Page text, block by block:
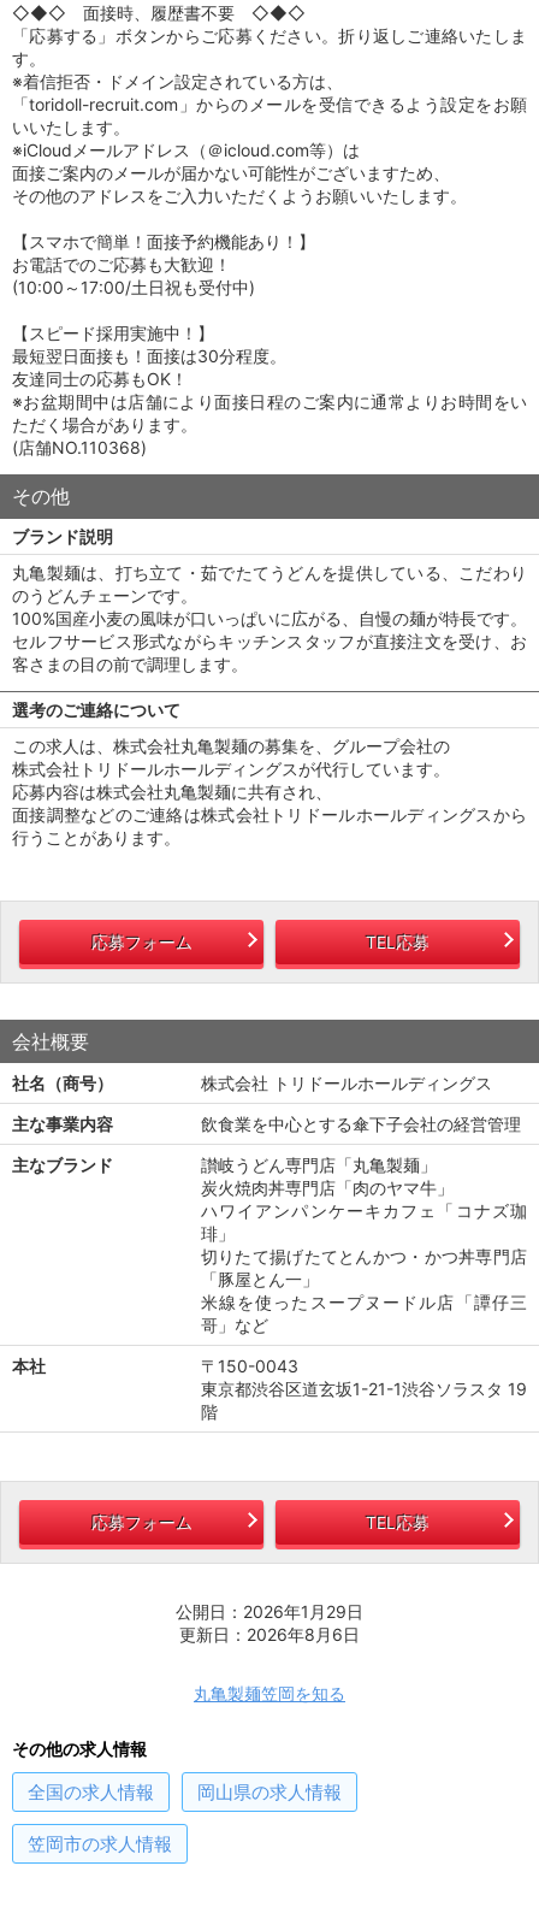
◇◆◇ 面接時、履歴書不要 ◇◆◇
「応募する」ボタンからご応募ください。折り返しご連絡いたしま
す。
※着信拒否・ドメイン設定されている方は、
「toridoll-recruit.com」からのメールを受信できるよう設定をお願
いいたします。
※iCloudメールアドレス（＠icloud.com等）は
面接ご案内のメールが届かない可能性がございますため、
その他のアドレスをご入力いただくようお願いいたします。
【スマホで簡単！面接予約機能あり！】
お電話でのご応募も大歓迎！
(10:00～17:00/土日祝も受付中)
【スピード採用実施中！】
最短翌日面接も！面接は30分程度。
友達同士の応募もOK！
※お盆期間中は店舗により面接日程のご案内に通常よりお時間をい
ただく場合があります。
(店舗NO.110368)
その他
ブランド説明
丸亀製麺は、打ち立て・茹でたてうどんを提供している、こだわり
のうどんチェーンです。
100%国産小麦の風味が口いっぱいに広がる、自慢の麺が特長です。
セルフサービス形式ながらキッチンスタッフが直接注文を受け、お
客さまの目の前で調理します。
選考のご連絡について
この求人は、株式会社丸亀製麺の募集を、グループ会社の
株式会社トリドールホールディングスが代行しています。
応募内容は株式会社丸亀製麺に共有され、
面接調整などのご連絡は株式会社トリドールホールディングスから
行うことがあります。
応募フォーム TEL応募
会社概要
社名（商号）
株式会社 トリドールホールディングス
主な事業内容
飲食業を中心とする傘下子会社の経営管理
主なブランド
讃岐うどん専門店「丸亀製麺」
炭火焼肉丼専門店「肉のヤマ牛」
ハワイアンパンケーキカフェ「コナズ珈
琲」
切りたて揚げたてとんかつ・かつ丼専門店
「豚屋とん一」
米線を使ったスープヌードル店「譚仔三
哥」など
本社
〒150-0043
東京都渋谷区道玄坂1-21-1渋谷ソラスタ 19
階
応募フォーム TEL応募
公開日：2026年1月29日
更新日：2026年8月6日
丸亀製麺笠岡を知る
その他の求人情報
全国の求人情報 岡山県の求人情報
笠岡市の求人情報